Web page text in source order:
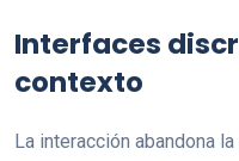
Interfaces
contexto
La interacción abandona